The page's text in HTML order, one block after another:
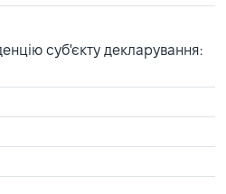
суб'єкту декларування: